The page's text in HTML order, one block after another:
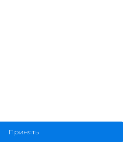
Принять
дополнительных вопросов
обращаться к нам.
интерес к нашему форуму!